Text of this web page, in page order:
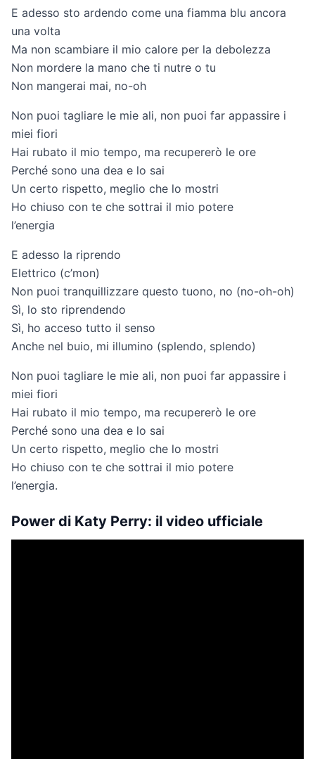
E adesso sto ardendo come una fiamma blu ancora
una volta
Ma non scambiare il mio calore per la debolezza
Non mordere la mano che ti nutre o tu
Non mangerai mai, no-oh
Non puoi tagliare le mie ali, non puoi far appassire i
miei fiori
Hai rubato il mio tempo, ma recupererò le ore
Perché sono una dea e lo sai
Un certo rispetto, meglio che lo mostri
Ho chiuso con te che sottrai il mio potere
l’energia
E adesso la riprendo
Elettrico (c’mon)
Non puoi tranquillizzare questo tuono, no (no-oh-oh)
Sì, lo sto riprendendo
Sì, ho acceso tutto il senso
Anche nel buio, mi illumino (splendo, splendo)
Non puoi tagliare le mie ali, non puoi far appassire i
miei fiori
Hai rubato il mio tempo, ma recupererò le ore
Perché sono una dea e lo sai
Un certo rispetto, meglio che lo mostri
Ho chiuso con te che sottrai il mio potere
l’energia.
Power di Katy Perry: il video ufficiale